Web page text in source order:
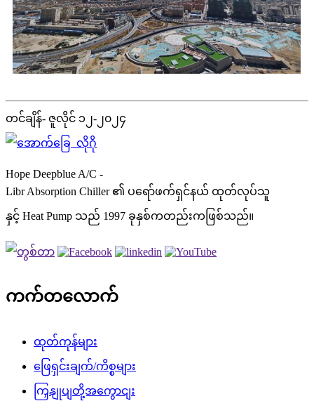
တင်ချိန်- ဇူလိုင် ၁၂-၂၀၂၄
Hope Deepblue A/C -
Libr Absorption Chiller ၏ ပရော်ဖက်ရှင်နယ် ထုတ်လုပ်သူ
နှင့် Heat Pump သည် 1997 ခုနှစ်ကတည်းကဖြစ်သည်။
ကက်တလောက်
ထုတ်ကုန်များ
ဖြေရှင်းချက်/ကိစ္စများ
ကြှနျုပျတို့အကွောငျး